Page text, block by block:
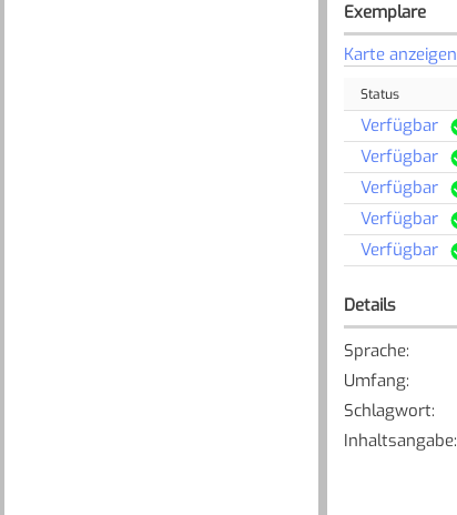
Exemplare
Karte anzeigen
Status
Verfügbar
Verfügbar
Verfügbar
Verfügbar
Verfügbar
Details
Sprache:
Umfang:
Schlagwort:
Inhaltsangabe: